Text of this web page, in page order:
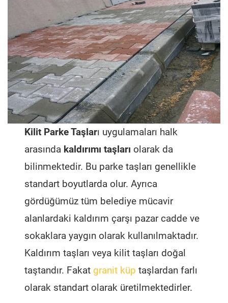
Kilit Parke Taşları uygulamaları halk
arasında kaldırımı taşları olarak da
bilinmektedir. Bu parke taşları genellikle
standart boyutlarda olur. Ayrıca
gördüğümüz tüm belediye mücavir
alanlardaki kaldırım çarşı pazar cadde ve
sokaklara yaygın olarak kullanılmaktadır.
Kaldırım taşları veya kilit taşları doğal
taştandır. Fakat granit küp taşlardan farlı
olarak standart olarak üretilmektedirler.